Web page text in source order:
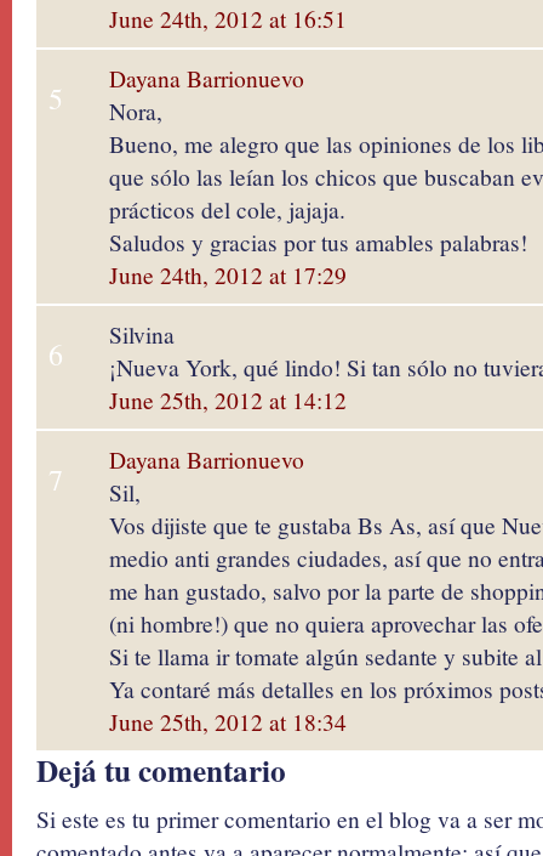
June 24th, 2012 at 16:51
5
Dayana Barrionuevo
Nora,
Bueno, me alegro que las opiniones de los
que sólo las leían los chicos que buscaban
prácticos del cole, jajaja.
Saludos y gracias por tus amables palabras!
June 24th, 2012 at 17:29
6
Silvina
¡Nueva York, qué lindo! Si tan sólo no
June 25th, 2012 at 14:12
7
Dayana Barrionuevo
Sil,
Vos dijiste que te gustaba Bs As, así que
medio anti grandes ciudades, así que no
me han gustado, salvo por la parte de
(ni hombre!) que no quiera aprovechar las
Si te llama ir tomate algún sedante y subite
Ya contaré más detalles en los próximos
June 25th, 2012 at 18:34
Dejá tu comentario
Si este es tu primer comentario en el blog va a ser